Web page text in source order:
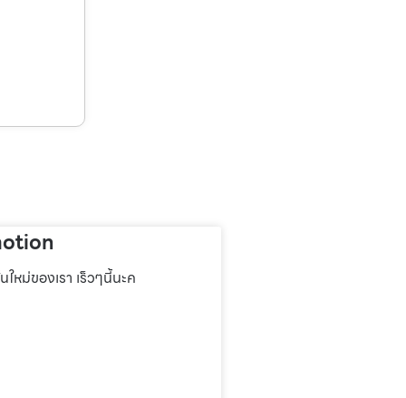
หม่ของเรา เร็วๆนี้นะค